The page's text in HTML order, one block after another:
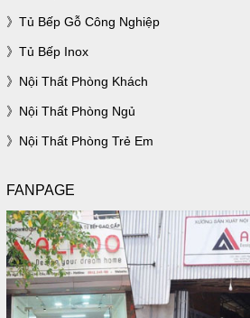
Tủ Bếp Gỗ Công Nghiệp
Tủ Bếp Inox
Nội Thất Phòng Khách
Nội Thất Phòng Ngủ
Nội Thất Phòng Trẻ Em
FANPAGE